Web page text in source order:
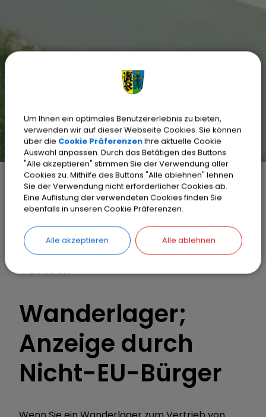
Markt Weisendorf Bürgerinfo
Rathaus
Ihr Anliegen
Detail
ZURÜCK
Wanderlager;
Anzeige durch
Nicht-EU-Bürger
Um Ihnen ein optimales Benutzererlebnis zu bieten,
verwenden wir auf dieser Webseite Cookies. Sie können
über die Cookie PräferenzenIhre aktuelle Cookie
Auswahl anpassen. Durch das Betätigen des Buttons
"Alle akzeptieren" stimmen Sie der Verwendung aller
Cookies zu. Mithilfe des Buttons "Alle ablehnen" lehnen
Sie der Verwendung nicht erforderlicher Cookies ab.
Eine Auflistung der verwendeten Cookies finden Sie
ebenfalls in unseren Cookie Präferenzen.
Alle akzeptieren Alle ablehnen